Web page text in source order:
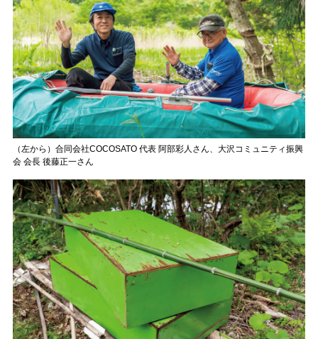
（左から）合同会社COCOSATO 代表 阿部彩人さん、大沢コミュニティ振興
会 会長 後藤正一さん